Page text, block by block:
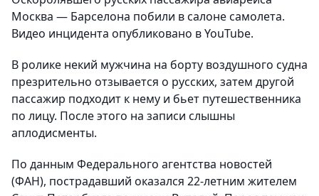
Москва — Барселона побили в салоне самолета.
Видео инцидента опубликовано в YouTube.
В ролике некий мужчина на борту воздушного судна
презрительно отзывается о русских, затем другой
пассажир подходит к нему и бьет путешественника
по лицу. После этого на записи слышны
аплодисменты.
По данным Федерального агентства новостей
(ФАН), пострадавший оказался 22-летним жителем